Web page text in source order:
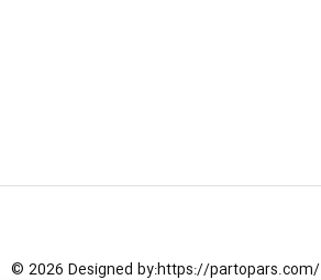
© 2026 Designed by:https://partopars.com/